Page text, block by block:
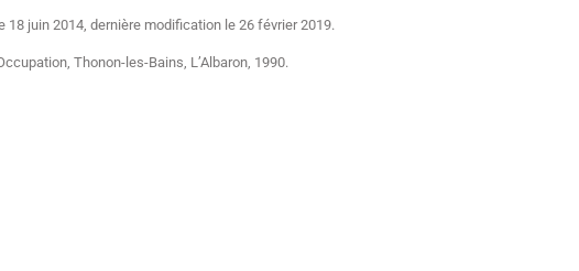
18 juin 2014, dernière modification le 26 février 2019.
Thonon-les-Bains, L’Albaron, 1990.